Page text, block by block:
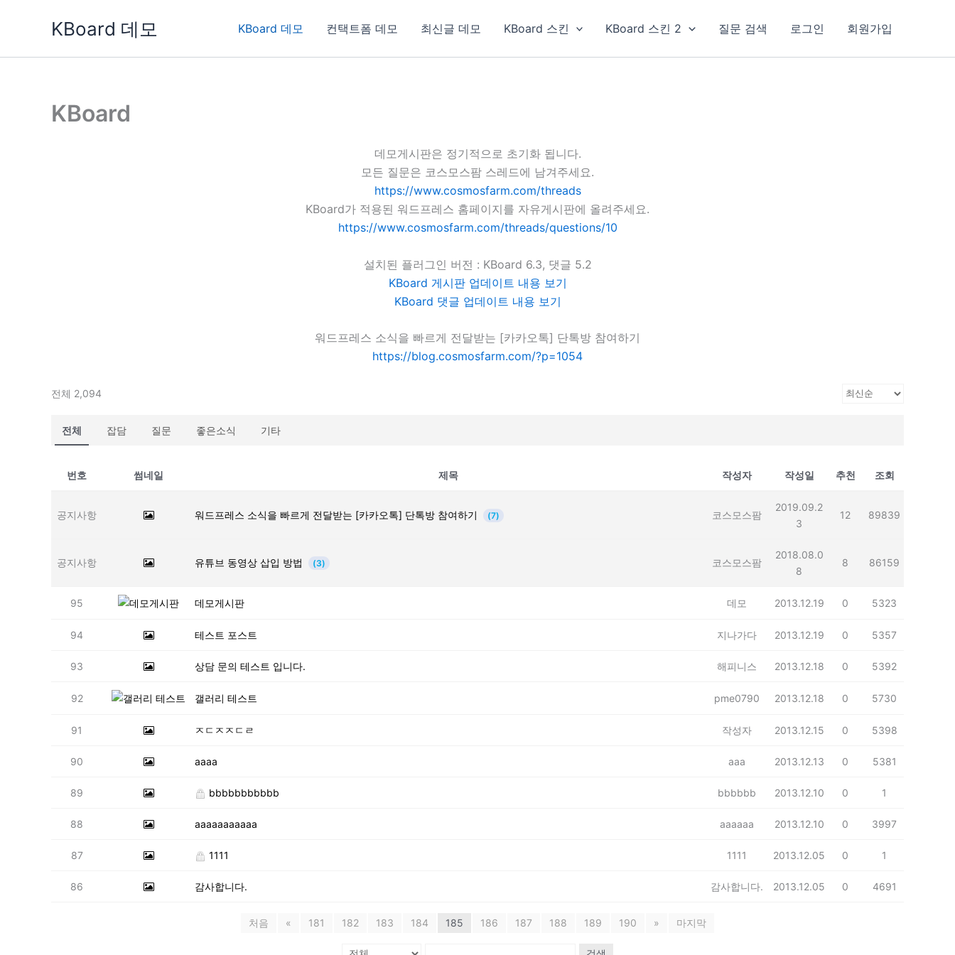
KBoard 데모 KBoard 데모 컨택트폼 데모 최신글 데모 KBoard 스킨 KBoard 스킨 2 질문 검색 로그인 회원가입
KBoard
데모게시판은 정기적으로 초기화 됩니다.
모든 질문은 코스모스팜 스레드에 남겨주세요.
https://www.cosmosfarm.com/threads
KBoard가 적용된 워드프레스 홈페이지를 자유게시판에 올려주세요.
https://www.cosmosfarm.com/threads/questions/10
설치된 플러그인 버전 : KBoard 6.3, 댓글 5.2
KBoard 게시판 업데이트 내용 보기
KBoard 댓글 업데이트 내용 보기
워드프레스 소식을 빠르게 전달받는 [카카오톡] 단톡방 참여하기
https://blog.cosmosfarm.com/?p=1054
전체 2,094
전체 잡담 질문 좋은소식 기타
번호 썸네일 제목 작성자 작성일 추천 조회
공지사항 워드프레스 소식을 빠르게 전달받는 [카카오톡] 단톡방 참여하기 (7) 코스모스팜
2019.09.2
3
12 89839
공지사항 유튜브 동영상 삽입 방법 (3) 코스모스팜
2018.08.0
8
8 86159
95 데모게시판 데모 2013.12.19 0 5323
94 테스트 포스트 지나가다 2013.12.19 0 5357
93 상담 문의 테스트 입니다. 해피니스 2013.12.18 0 5392
92 갤러리 테스트 pme0790 2013.12.18 0 5730
91 ㅈㄷㅈㅈㄷㄹ 작성자 2013.12.15 0 5398
90 aaaa aaa 2013.12.13 0 5381
89 bbbbbbbbbbb bbbbbb 2013.12.10 0 1
88 aaaaaaaaaaa aaaaaa 2013.12.10 0 3997
87 1111 1111 2013.12.05 0 1
86 감사합니다. 감사합니다. 2013.12.05 0 4691
처음 « 181 182 183 184 185 186 187 188 189 190 » 마지막